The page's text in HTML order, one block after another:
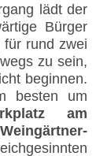
lädt der
Bürger
für rund zwei
zu sein,
beginnen.
besten um
am